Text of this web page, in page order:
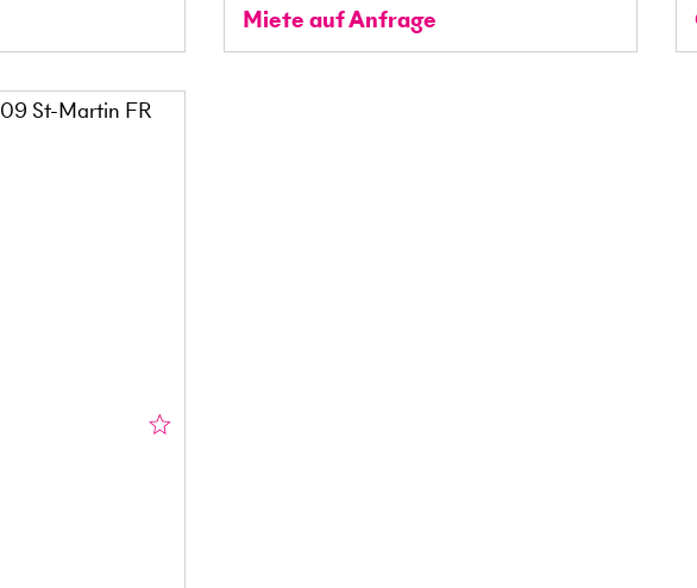
Miete auf Anfrage